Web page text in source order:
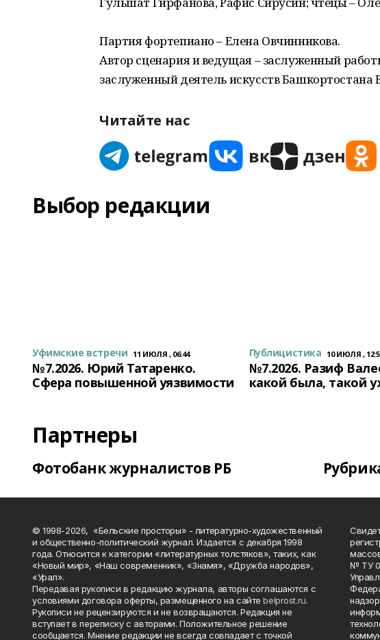
Партия фортепиано – Елена Овчинникова.
Автор сценария и ведущая – заслуженный
заслуженный деятель искусств Башкортостана
Читайте нас
Выбор редакции
Уфимские встречи 11 ИЮЛЯ , 06:44
№7.2026. Юрий Татаренко.
Сфера повышенной уязвимости
Публицистика 10 ИЮЛЯ ,
№7.2026. Разиф
какой была, такой
Партнеры
Фотобанк журналистов РБ
© 1998-2026, «Бельские просторы» - литературно-художественный
и общественно-политический журнал. Издается с декабря 1998
года. Относится к категории «литературных толстяков», таких, как
«Новый мир», «Наш современник», «Знамя», «Дружба народов»,
«Урал».
Передавая рукописи в редакцию журнала, авторы соглашаются с
условиями договора оферты, размещенного на сайтеbelprost.ru.
Рукописи не рецензируются и не возвращаются. Редакция не
вступает в переписку с авторами. Положительное решение
сообщается. Мнение редакции не всегда совпадает с точкой
№ ТУ